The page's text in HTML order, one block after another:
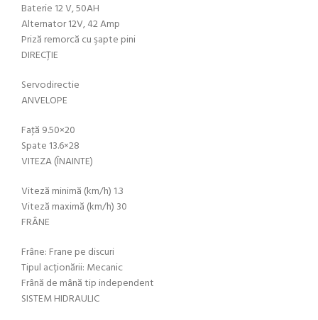
Baterie 12 V, 50AH
Alternator 12V, 42 Amp
Priză remorcă cu şapte pini
DIRECŢIE
Servodirectie
ANVELOPE
Faţă 9.50×20
Spate 13.6×28
VITEZA (ÎNAINTE)
Viteză minimă (km/h) 1.3
Viteză maximă (km/h) 30
FRÂNE
Frâne: Frane pe discuri
Tipul acționării: Mecanic
Frână de mână tip independent
SISTEM HIDRAULIC